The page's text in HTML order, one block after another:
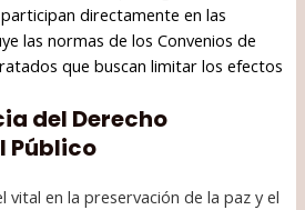
directamente en las
las normas de los Convenios de
que buscan limitar los efectos
del Derecho
Público
vital en la preservación de la paz y el